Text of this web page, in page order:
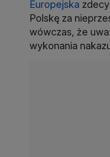
Europejska
Polskę za
wówczas, że
wykonania